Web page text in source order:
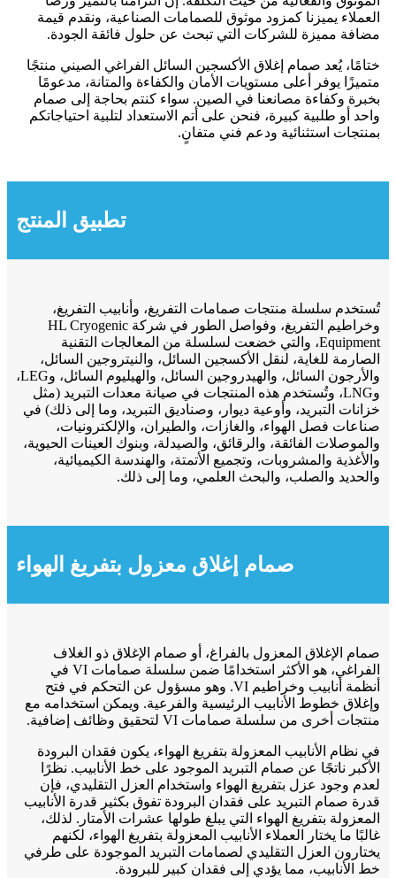
العملاء يميزنا كمزود موثوق للصمامات الصناعية، ونقدم قيمة
مضافة مميزة للشركات التي تبحث عن حلول فائقة الجودة.
ختامًا، يُعد صمام إغلاق الأكسجين السائل الفراغي الصيني منتجًا
متميزًا يوفر أعلى مستويات الأمان والكفاءة والمتانة، مدعومًا
بخبرة وكفاءة مصانعنا في الصين. سواء كنتم بحاجة إلى صمام
واحد أو طلبية كبيرة، فنحن على أتم الاستعداد لتلبية احتياجاتكم
بمنتجات استثنائية ودعم فني متفانٍ.
تطبيق المنتج
تُستخدم سلسلة منتجات صمامات التفريغ، وأنابيب التفريغ،
وخراطيم التفريغ، وفواصل الطور في شركة HL Cryogenic
Equipment، والتي خضعت لسلسلة من المعالجات التقنية
الصارمة للغاية، لنقل الأكسجين السائل، والنيتروجين السائل،
والأرجون السائل، والهيدروجين السائل، والهيليوم السائل، وLEG،
وLNG، وتُستخدم هذه المنتجات في صيانة معدات التبريد (مثل
خزانات التبريد، وأوعية ديوار، وصناديق التبريد، وما إلى ذلك) في
صناعات فصل الهواء، والغازات، والطيران، والإلكترونيات،
والموصلات الفائقة، والرقائق، والصيدلة، وبنوك العينات الحيوية،
والأغذية والمشروبات، وتجميع الأتمتة، والهندسة الكيميائية،
والحديد والصلب، والبحث العلمي، وما إلى ذلك.
صمام إغلاق معزول بتفريغ الهواء
صمام الإغلاق المعزول بالفراغ، أو صمام الإغلاق ذو الغلاف
الفراغي، هو الأكثر استخدامًا ضمن سلسلة صمامات VI في
أنظمة أنابيب وخراطيم VI. وهو مسؤول عن التحكم في فتح
وإغلاق خطوط الأنابيب الرئيسية والفرعية. ويمكن استخدامه مع
منتجات أخرى من سلسلة صمامات VI لتحقيق وظائف إضافية.
في نظام الأنابيب المعزولة بتفريغ الهواء، يكون فقدان البرودة
الأكبر ناتجًا عن صمام التبريد الموجود على خط الأنابيب. نظرًا
لعدم وجود عزل بتفريغ الهواء واستخدام العزل التقليدي، فإن
قدرة صمام التبريد على فقدان البرودة تفوق بكثير قدرة الأنابيب
المعزولة بتفريغ الهواء التي يبلغ طولها عشرات الأمتار. لذلك،
غالبًا ما يختار العملاء الأنابيب المعزولة بتفريغ الهواء، لكنهم
يختارون العزل التقليدي لصمامات التبريد الموجودة على طرفي
خط الأنابيب، مما يؤدي إلى فقدان كبير للبرودة.